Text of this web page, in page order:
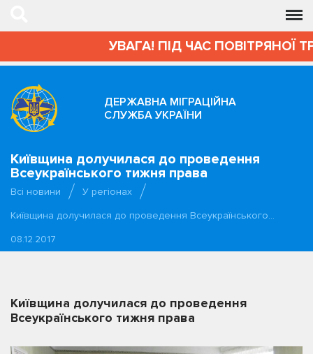
УВАГА! ПІД ЧАС ПОВІТРЯНОЇ
ДЕРЖАВНА МІГРАЦІЙНА
СЛУЖБА УКРАЇНИ
Київщина долучилася до проведення
Всеукраїнського тижня права
Всі новини
У регіонах
Київщина долучилася до проведення Всеукраїнського…
08.12.2017
Київщина долучилася до проведення
Всеукраїнського тижня права